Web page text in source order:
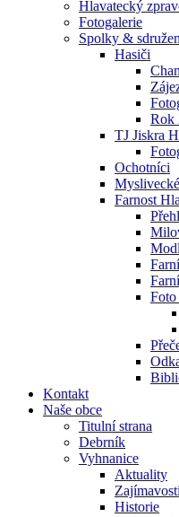
Hlavatecký
Fotogalerie
Spolky &
Hasiči
Rok
TJ Jiskra
Ochotníci
Farnost
Foto
Kontakt
Naše obce
Titulní strana
Debrník
Vyhnanice
Aktuality
Zajímavosti
Historie